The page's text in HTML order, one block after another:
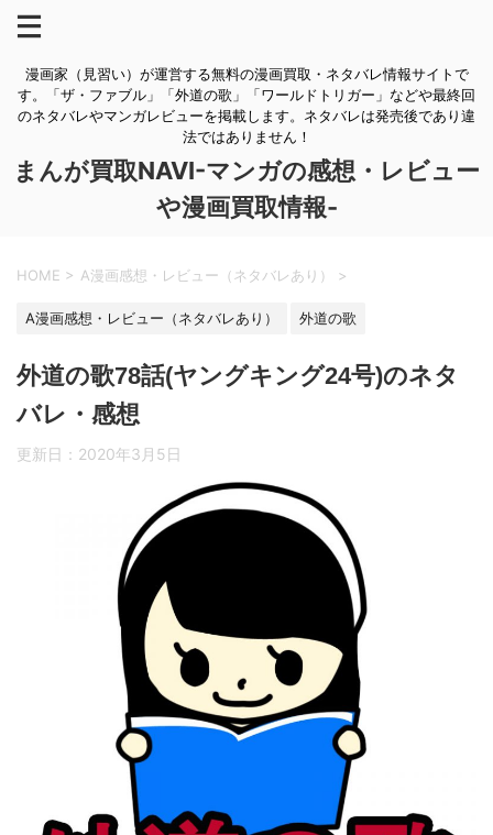
漫画家（見習い）が運営する無料の漫画買取・ネタバレ情報サイトで
す。「ザ・ファブル」「外道の歌」「ワールドトリガー」などや最終回
のネタバレやマンガレビューを掲載します。ネタバレは発売後であり違
法ではありません！
まんが買取NAVI-マンガの感想・レビュー
や漫画買取情報-
HOME > A漫画感想・レビュー（ネタバレあり） >
A漫画感想・レビュー（ネタバレあり） 外道の歌
外道の歌78話(ヤングキング24号)のネタ
バレ・感想
更新日： 2020年3月5日